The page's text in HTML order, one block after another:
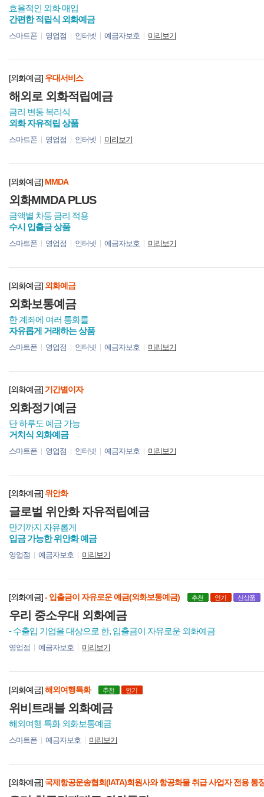
효율적인 외화 매입
간편한 적립식 외화예금
스마트폰 영업점 인터넷 예금자보호 미리보기
해외로 외화적립예금
[외화예금] 우대서비스
금리 변동 복리식
외화 자유적립 상품
스마트폰 영업점 인터넷 미리보기
외화MMDA PLUS
[외화예금] MMDA
금액별 차등 금리 적용
수시 입출금 상품
스마트폰 영업점 인터넷 예금자보호 미리보기
외화보통예금
[외화예금] 외화예금
한 계좌에 여러 통화를
자유롭게 거래하는 상품
스마트폰 영업점 인터넷 예금자보호 미리보기
외화정기예금
[외화예금] 기간별이자
단 하루도 예금 가능
거치식 외화예금
스마트폰 영업점 인터넷 예금자보호 미리보기
글로벌 위안화 자유적립예금
[외화예금] 위안화
만기까지 자유롭게
입금 가능한 위안화 예금
영업점 예금자보호 미리보기
우리 중소우대 외화예금
[외화예금]- 입출금이 자유로운 예금(외화보통예금) 추천 인기 신상품
- 수출입 기업을 대상으로 한, 입출금이 자유로운 외화예금
영업점 예금자보호 미리보기
위비트래블 외화예금
[외화예금]해외여행특화 추천 인기
해외여행 특화 외화보통예금
스마트폰 예금자보호 미리보기
[외화예금] 국제항공운송협회(IATA)회원사와 항공화물 취급 사업자 전용 통